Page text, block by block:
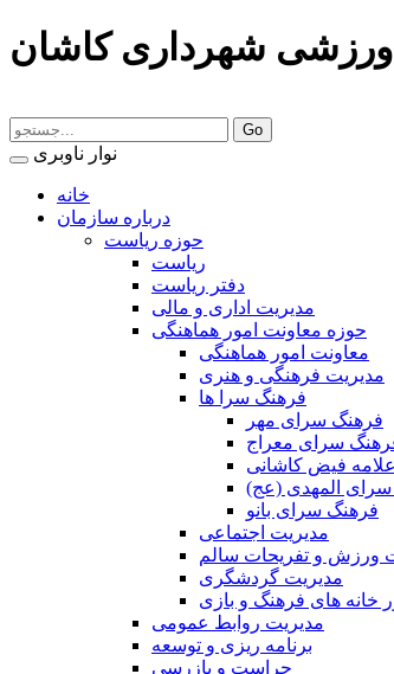
ورزشی شهرداری کاشان
نوار ناوبری
خانه
درباره سازمان
حوزه ریاست
ریاست
دفتر ریاست
مدیریت اداری و مالی
حوزه معاونت امور هماهنگی
معاونت امور هماهنگی
مدیریت فرهنگی و هنری
فرهنگ سرا ها
فرهنگ سرای مهر
سرای معراج
فیض کاشانی
المهدی (عج)
فرهنگ سرای بانو
مدیریت اجتماعی
ورزش و تفریحات سالم
مدیریت گردشگری
خانه های فرهنگ و بازی
مدیریت روابط عمومی
برنامه ریزی و توسعه
حراست و بازرسی